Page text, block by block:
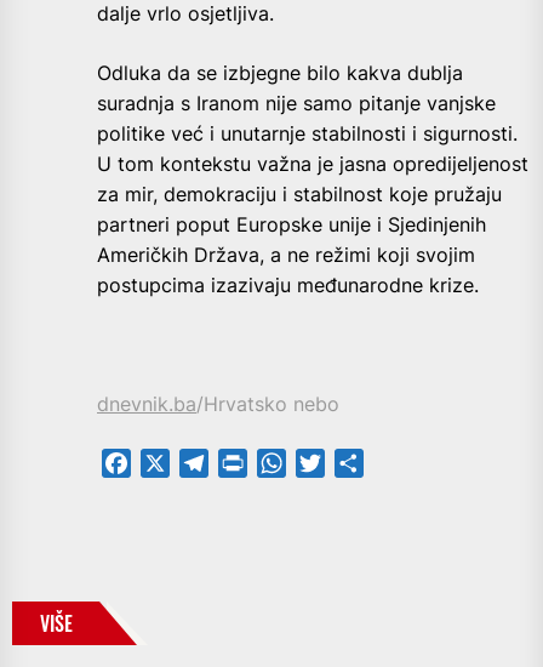
dalje vrlo osjetljiva.
Odluka da se izbjegne bilo kakva dublja
suradnja s Iranom nije samo pitanje vanjske
politike već i unutarnje stabilnosti i sigurnosti.
U tom kontekstu važna je jasna opredijeljenost
za mir, demokraciju i stabilnost koje pružaju
partneri poput Europske unije i Sjedinjenih
Američkih Država, a ne režimi koji svojim
postupcima izazivaju međunarodne krize.
dnevnik.ba/Hrvatsko nebo
Facebook TelegramPrintFriendly
WhatsApp
Twitter
VIŠE